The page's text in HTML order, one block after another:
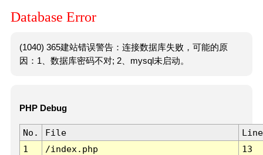
Database Error
(1040) 365建站错误警告：连接数据库失败，可能的原
因：1、数据库密码不对; 2、mysql未启动。
PHP Debug
No. File
Line
1
/index.php 13